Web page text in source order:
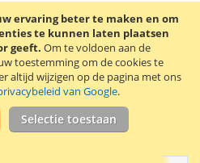
ervaring beter te maken en om
te kunnen laten plaatsen
geeft. Om te voldoen aan de
toestemming om de cookies te
altijd wijzigen op de pagina met ons
van Google.
Selectie toestaan
VERLANGLIJST
TE VERGELIJKEN
van Duracell. Deze accu is
Nikon CoolPix 885, 995, 4500,
800 mAh / 5,9 Wh.